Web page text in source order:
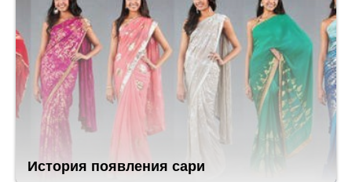
История появления сари